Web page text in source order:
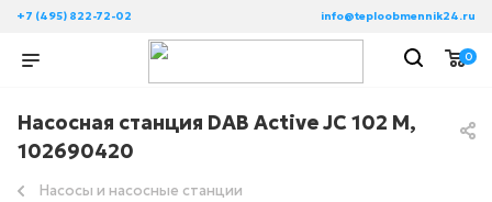
+7 (495) 822-72-02 info@teploobmennik24.ru
0
Насосная станция DAB Active JC 102 M,
102690420
Насосы и насосные станции